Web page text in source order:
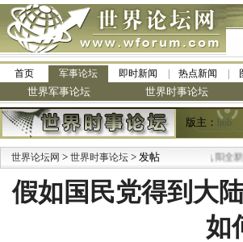
首页 军事论坛 即时新闻 热点新闻
世界军事论坛 世界时事论坛
版主： bob
世界论坛网 > 世界时事论坛 > 发帖· 九阳全新免清洗
假如国民党得到大
如